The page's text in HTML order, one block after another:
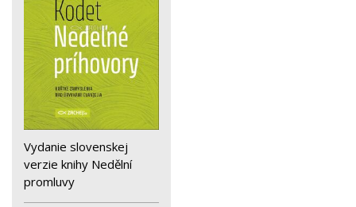
Vydanie slovenskej
verzie knihy Nedělní
promluvy